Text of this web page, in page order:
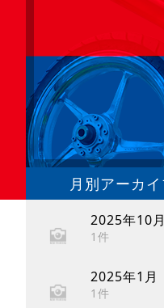
月別アーカ
2025年10月
1件
2025年1月
1件